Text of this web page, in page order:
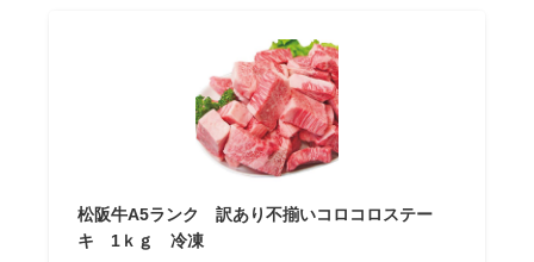
松阪牛A5ランク 訳あり不揃いコロコロステー
キ 1ｋｇ 冷凍